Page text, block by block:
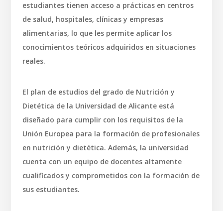
estudiantes tienen acceso a prácticas en centros
de salud, hospitales, clínicas y empresas
alimentarias, lo que les permite aplicar los
conocimientos teóricos adquiridos en situaciones
reales.
El plan de estudios del grado de Nutrición y
Dietética de la Universidad de Alicante está
diseñado para cumplir con los requisitos de la
Unión Europea para la formación de profesionales
en nutrición y dietética. Además, la universidad
cuenta con un equipo de docentes altamente
cualificados y comprometidos con la formación de
sus estudiantes.